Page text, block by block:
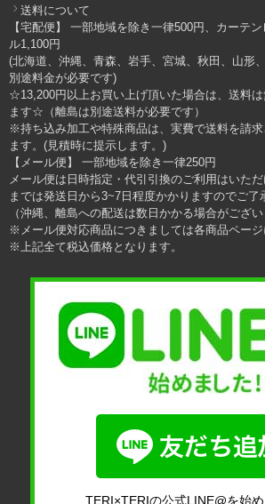
送料について
【宅配便】 一部地域を除き一律500円、カーテ
ル1,100円
(北海道、沖縄、青森、岩手、宮城、秋田、山形
別途料金が必要です)
☆13,200円以上お買い上げ頂いた場合は、送料は
ます☆（離島は別途送料が必要です）
※持ち込み加工や特殊商品は、実費で送料を請
ます。(見積時に提示します。)
【メール便】 一部地域を除き一律250円
メール便は日時指定・代引引換のご利用はいた
までは発送日から3~7日程度かかりますのでご了
（沖縄、離島への配送は数日かかる場合がござい
※メール便対応商品につきましては各商品ペー
※上記全て税込価格となります。
TERI×TERIの公式LINE@を始め